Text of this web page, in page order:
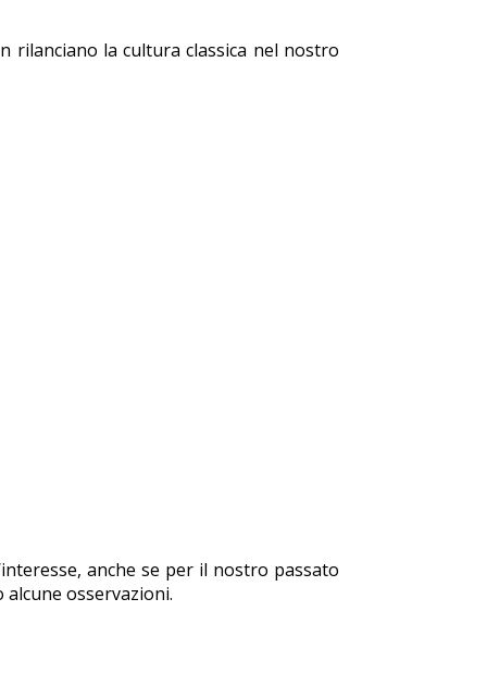
rilanciano la cultura classica nel nostro
anche se per il nostro passato
alcune osservazioni.